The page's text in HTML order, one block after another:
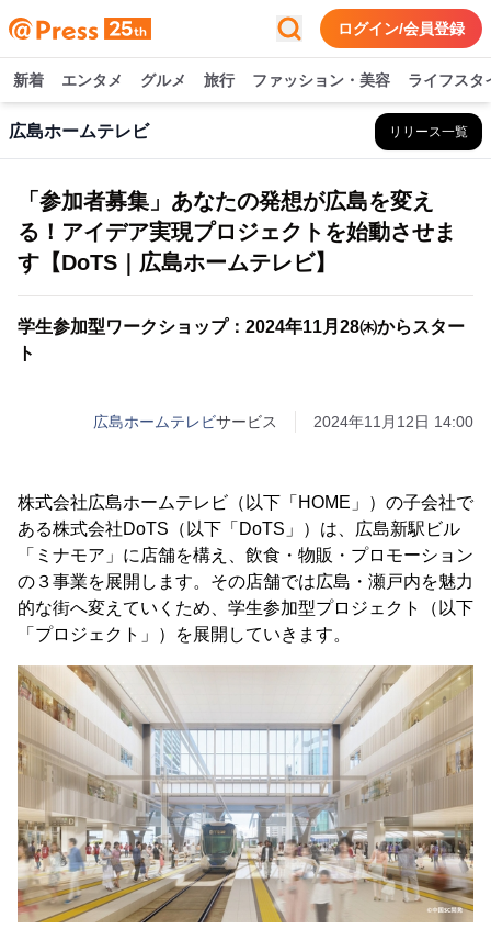
ログイン/会員登録
新着 エンタメ グルメ 旅行 ファッション・美容 ライフスタ
広島ホームテレビ リリース一覧
「参加者募集」あなたの発想が広島を変え
る！アイデア実現プロジェクトを始動させま
す【DoTS｜広島ホームテレビ】
学生参加型ワークショップ：2024年11月28㈭からスター
ト
広島ホームテレビサービス 2024年11月12日 14:00
株式会社広島ホームテレビ（以下「HOME」）の子会社で
ある株式会社DoTS（以下「DoTS」）は、広島新駅ビル
「ミナモア」に店舗を構え、飲食・物販・プロモーション
の３事業を展開します。その店舗では広島・瀬戸内を魅力
的な街へ変えていくため、学生参加型プロジェクト（以下
「プロジェクト」）を展開していきます。